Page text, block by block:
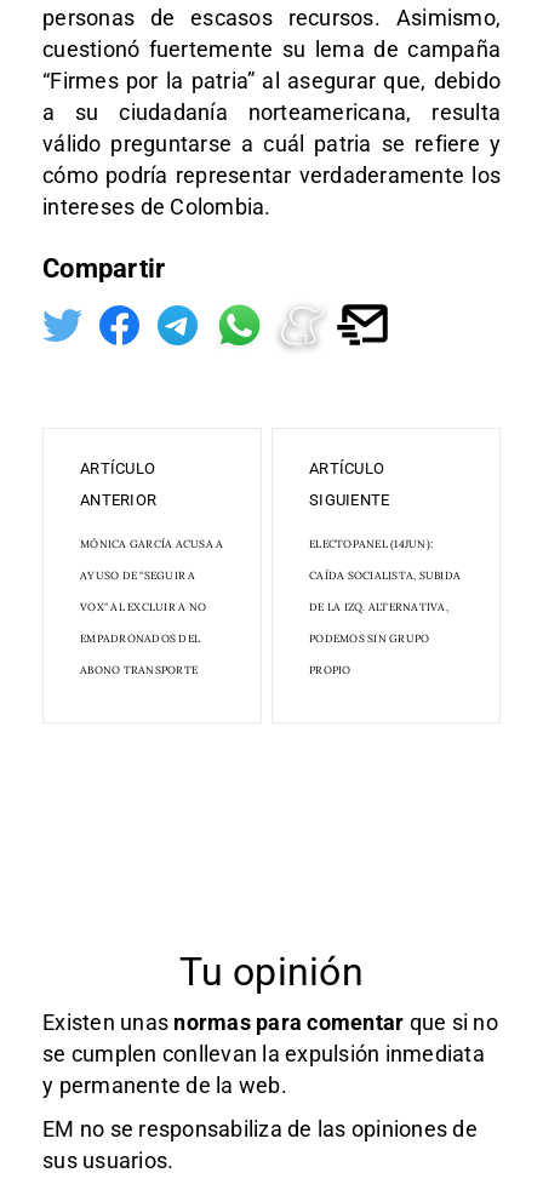
personas de escasos recursos. Asimismo,
cuestionó fuertemente su lema de campaña
“Firmes por la patria” al asegurar que, debido
a su ciudadanía norteamericana, resulta
válido preguntarse a cuál patria se refiere y
cómo podría representar verdaderamente los
intereses de Colombia.
Compartir
ARTÍCULO
ANTERIOR
MÓNICA GARCÍA ACUSA A
AYUSO DE "SEGUIR A
VOX" AL EXCLUIR A NO
EMPADRONADOS DEL
ABONO TRANSPORTE
ARTÍCULO
SIGUIENTE
ELECTOPANEL (14JUN):
CAÍDA SOCIALISTA, SUBIDA
DE LA IZQ. ALTERNATIVA,
PODEMOS SIN GRUPO
PROPIO
Tu opinión
Existen unas normas para comentar que si no
se cumplen conllevan la expulsión inmediata
y permanente de la web.
EM no se responsabiliza de las opiniones de
sus usuarios.